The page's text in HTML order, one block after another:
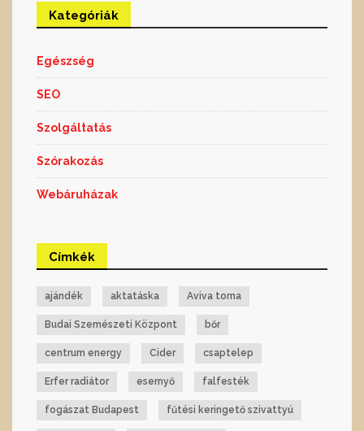
Kategóriák
Egészség
SEO
Szolgáltatás
Szórakozás
Webáruházak
Címkék
ajándék aktatáska Aviva torna
Budai Szemészeti Központ bőr
centrum energy Cider csaptelep
Erfer radiátor esernyő falfesték
fogászat Budapest fűtési keringető szivattyú